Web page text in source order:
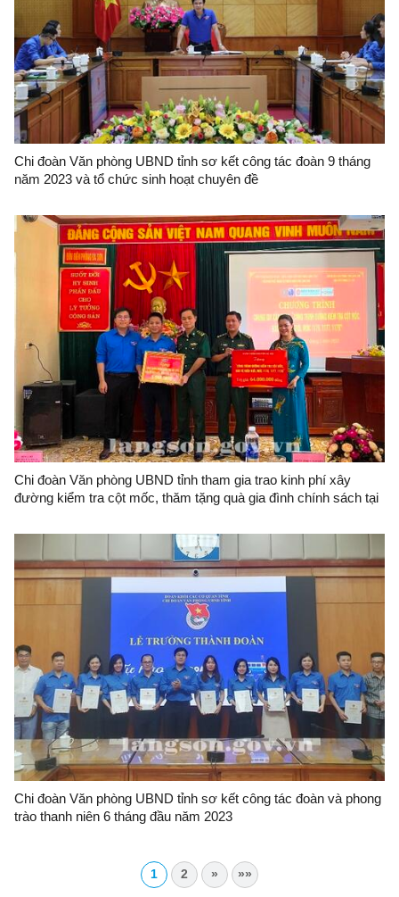
Chi đoàn Văn phòng UBND tỉnh sơ kết công tác đoàn 9 tháng
năm 2023 và tổ chức sinh hoạt chuyên đề
Chi đoàn Văn phòng UBND tỉnh tham gia trao kinh phí xây
đường kiểm tra cột mốc, thăm tặng quà gia đình chính sách tại
Chi đoàn Văn phòng UBND tỉnh sơ kết công tác đoàn và phong
trào thanh niên 6 tháng đầu năm 2023
1 2 » »»